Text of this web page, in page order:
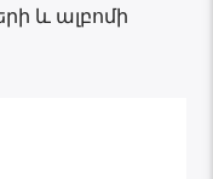
և ալբոմի